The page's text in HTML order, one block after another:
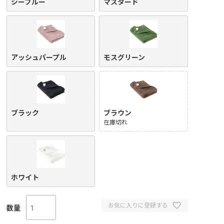
シーブルー マスタード
アッシュパープル モスグリーン
ブラック ブラウン
在庫切れ
ホワイト
お気に入りに登録する